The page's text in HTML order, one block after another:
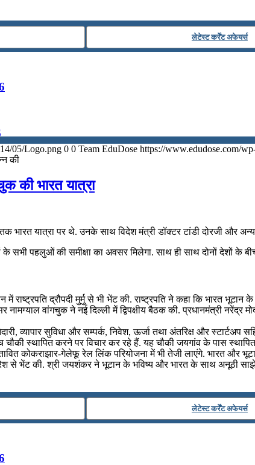
लेटेस्ट कर्रेंट अफेयर्स
05/Logo.png 0 0 Team EduDose https://www.edudose.com/
की
की भारत यात्रा
यात्रा पर थे. उनके साथ विदेश मंत्री डॉक्‍टर टांडी दोरजी और अन्य
के सभी पहलुओं की समीक्षा का अवसर मिलेगा. साथ ही साथ दोनों देशों के
में राष्ट्रपति द्रौपदी मुर्मु से भी भेंट की. राष्ट्रपति ने कहा कि भारत
नामग्याल वांगचुक ने नई दिल्ली में द्विपक्षीय बैठक की. प्रधानमंत्री
व्यापार सुविधा और सम्‍पर्क, निवेश, ऊर्जा तथा अंतरिक्ष और स्टार्टअप सहित
स्थापित करने पर विचार कर रहे हैं. यह चौकी जयगांव के पास स्‍थापित
कोकराझार-गेलेफू रेल लिंक परियोजना में भी तेजी लाएंगे. भारत और
से भेंट की. श्री जयशंकर ने भूटान के भविष्य और भारत के साथ अनूठी
लेटेस्ट कर्रेंट अफेयर्स